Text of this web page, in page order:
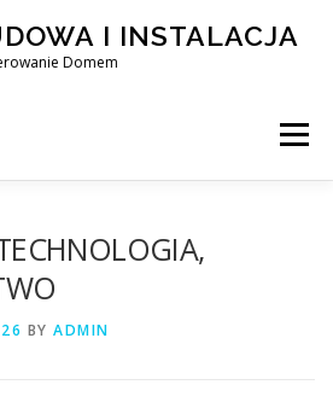
I INSTALACJA
Domem
Menu
BY ADMIN